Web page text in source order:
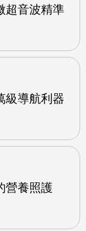
超音波精準
級導航利器
營養照護